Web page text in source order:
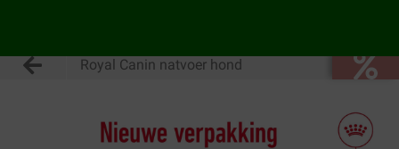
Royal Canin natvoer hond